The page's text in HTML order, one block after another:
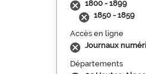
1800 - 1899
1850 - 1859
Accès en ligne
Journaux
Départements